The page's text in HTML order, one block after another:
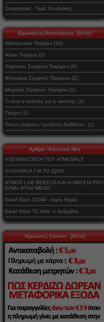
Συνεργασία - Τιμές Χονδρικής
Ερωτήσεις-Απαντήσεις [δείτε]
Ηλεκτρονικό Τσιγάρο (16)
Αδεια Τσιγάρα (3)
Χαρτάκια Στριφτού Τσιγάρου (9)
Φιλτράκια Στριφτού Τσιγάρου (2)
Μηχανές Στριφτού Τσιγάρου (1)
Τι είναι ο καπνός και η νικοτίνη; (1)
Πούρα (1)
Ποιων εταιριών προϊόντα διαθέτετε ; (1)
Αρθρα - Καπνικά Νέα
Η ΕΠΑΝΑΣΤΑΣΗ ΤΟΥ ATMOSALT
Η ΑΛΗΘΕΙΑ ΓΙΑ ΤΟ IQOS
ATMOS LAB BEBECA ΚΑΙ Η ΜΑΓΕΙΑ ΠΟΥ
ΕΙΝΑΙ ΦΤΙΑΓΜΕΝΟ
Eleaf iStick 100W : άγριο θηρίο
Eleaf iStick TC 40w: ο θρίαμβος
Χρεώσεις Courier [δείτε]